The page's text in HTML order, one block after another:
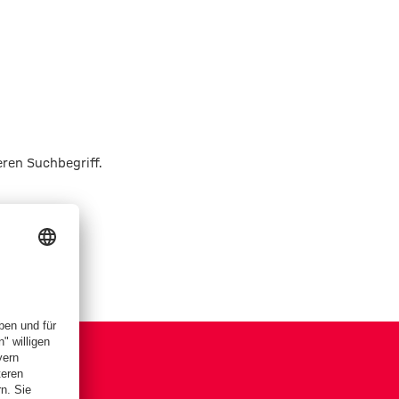
Suchbegriff.